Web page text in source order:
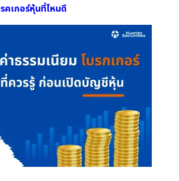
คเกอร์หุ้นที่ไหนดี